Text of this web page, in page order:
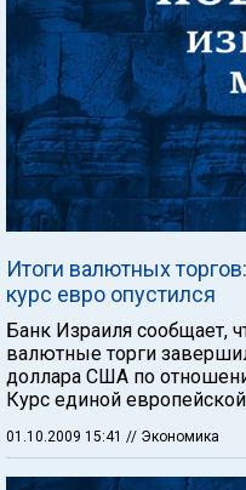
Итоги валютных
курс евро опустился
Банк Израиля сообщает,
валютные торги
доллара США по
Курс единой
01.10.2009 15:41 // Экономика